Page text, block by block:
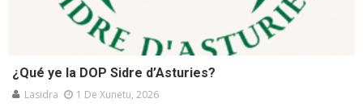
¿Qué ye la DOP Sidre d’Asturies?
Lasidra 1 De Xunetu, 2026